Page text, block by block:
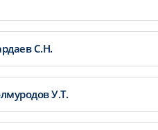
С.Н.
У.Т.